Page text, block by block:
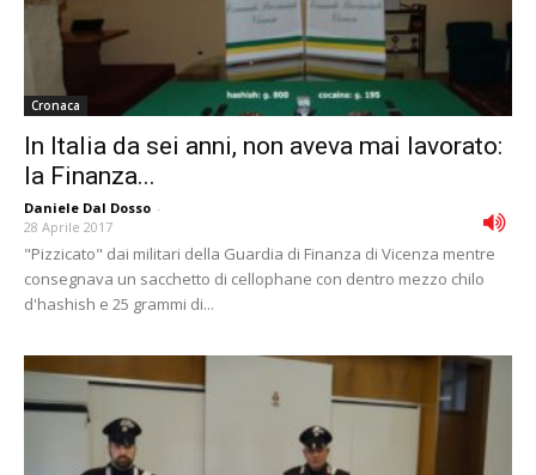
Cronaca
In Italia da sei anni, non aveva mai lavorato:
la Finanza...
Daniele Dal Dosso -
28 Aprile 2017
"Pizzicato" dai militari della Guardia di Finanza di Vicenza mentre
consegnava un sacchetto di cellophane con dentro mezzo chilo
d'hashish e 25 grammi di...